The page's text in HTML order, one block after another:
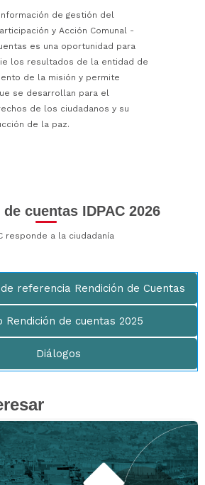
de gestión del
y Acción Comunal -
es una oportunidad para
los resultados de la entidad de
de la misión y permite
se desarrollan para el
de los ciudadanos y su
de la paz.
cuentas IDPAC 2026
responde a la ciudadanía
referencia Rendición de Cuentas
Rendición de cuentas 2025
Diálogos